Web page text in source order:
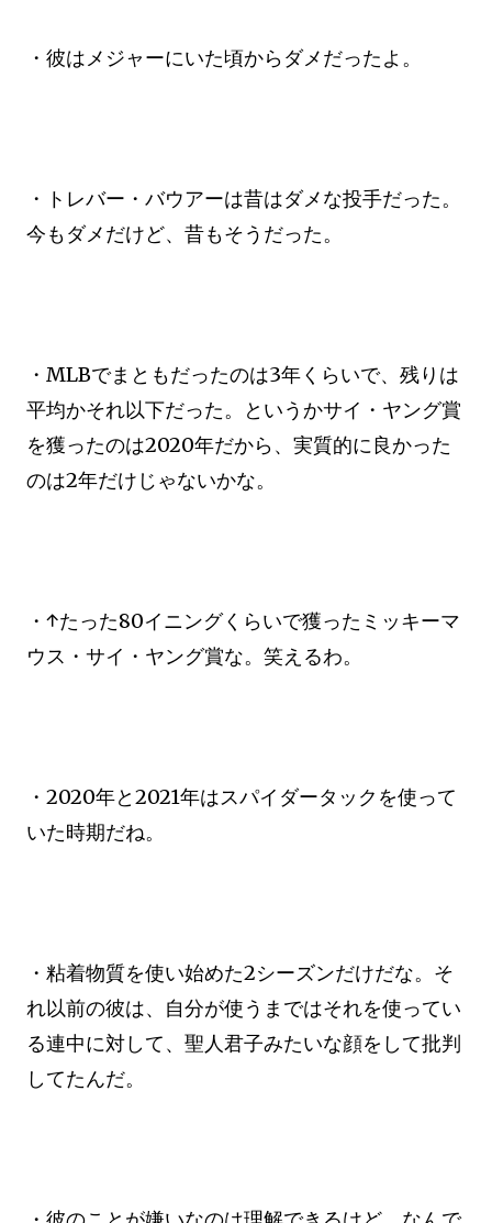
・彼はメジャーにいた頃からダメだったよ。
・トレバー・バウアーは昔はダメな投手だった。
今もダメだけど、昔もそうだった。
・MLBでまともだったのは3年くらいで、残りは
平均かそれ以下だった。というかサイ・ヤング賞
を獲ったのは2020年だから、実質的に良かった
のは2年だけじゃないかな。
・↑たった80イニングくらいで獲ったミッキーマ
ウス・サイ・ヤング賞な。笑えるわ。
・2020年と2021年はスパイダータックを使って
いた時期だね。
・粘着物質を使い始めた2シーズンだけだな。そ
れ以前の彼は、自分が使うまではそれを使ってい
る連中に対して、聖人君子みたいな顔をして批判
してたんだ。